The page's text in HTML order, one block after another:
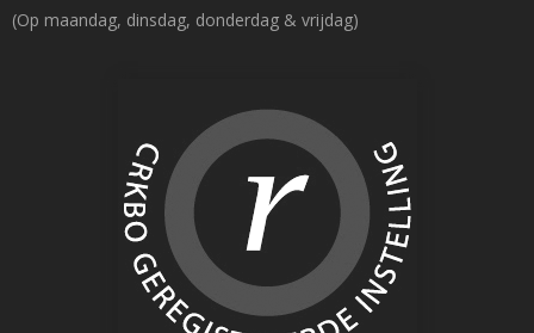
(Op maandag, dinsdag, donderdag & vrijdag)